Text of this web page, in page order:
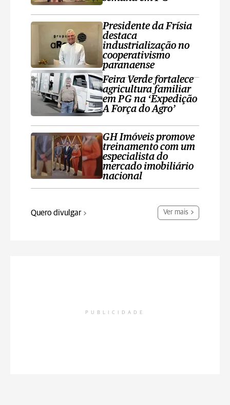
Presidente da Frísia
destaca
industrialização no
cooperativismo
paranaense
Feira Verde fortalece
agricultura familiar
em PG na ‘Expedição
A Força do Agro’
GH Imóveis promove
treinamento com um
especialista do
mercado imobiliário
nacional
Quero divulgar Ver mais
PUBLICIDADE